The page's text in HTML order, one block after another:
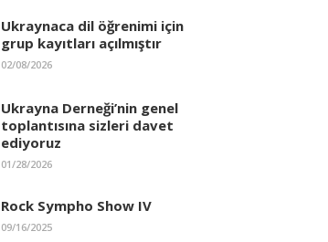
Ukraynaca dil öğrenimi için
grup kayıtları açılmıştır
02/08/2026
Ukrayna Derneği’nin genel
toplantısına sizleri davet
ediyoruz
01/28/2026
Rock Sympho Show IV
09/16/2025